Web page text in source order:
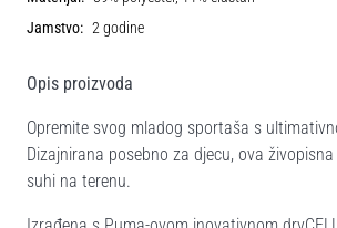
Jamstvo: 2 godine
Opis proizvoda
Opremite svog mladog sportaša s
Dizajnirana posebno za djecu, ova
suhi na terenu.